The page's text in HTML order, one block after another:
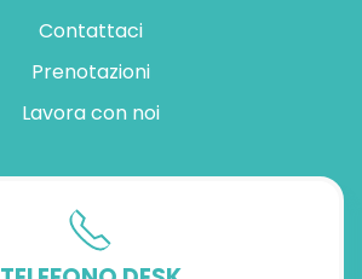
Contattaci
Prenotazioni
Lavora con noi